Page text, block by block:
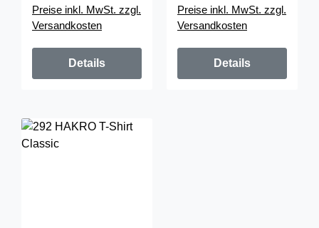
Preise inkl. MwSt. zzgl.
Versandkosten
Details
Preise inkl. MwSt. zzgl.
Versandkosten
Details